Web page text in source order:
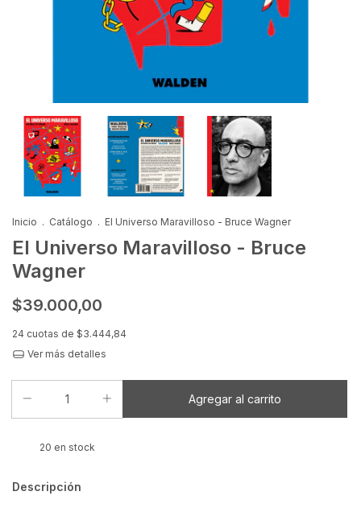
Inicio . Catálogo . El Universo Maravilloso - Bruce Wagner
El Universo Maravilloso - Bruce
Wagner
$39.000,00
24 cuotas de $3.444,84
Ver más detalles
20 en stock
Descripción